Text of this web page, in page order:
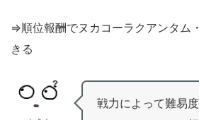
⇒順位報酬でヌカコーラクアンタム
きる
戦力によって難易